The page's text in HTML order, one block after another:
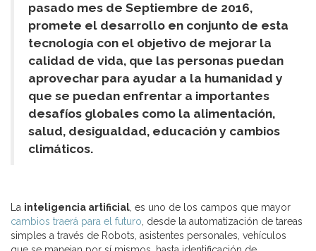
pasado mes de Septiembre de 2016,
promete el desarrollo en conjunto de esta
tecnología con el objetivo de mejorar la
calidad de vida, que las personas puedan
aprovechar para ayudar a la humanidad y
que se puedan enfrentar a importantes
desafíos globales como la alimentación,
salud, desigualdad, educación y cambios
climáticos.
La inteligencia artificial , es uno de los campos que mayor
cambios traerá para el futuro , desde la automatización de tareas
simples a través de Robots, asistentes personales, vehículos